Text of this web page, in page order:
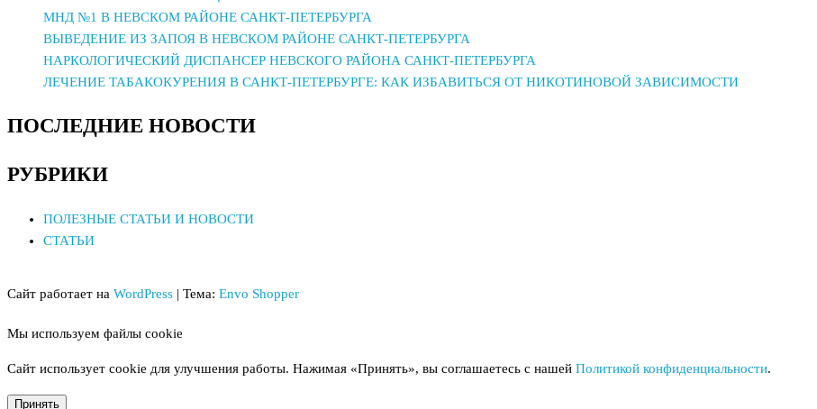
МНД №1 В НЕВСКОМ РАЙОНЕ САНКТ-ПЕТЕРБУРГА
ВЫВЕДЕНИЕ ИЗ ЗАПОЯ В НЕВСКОМ РАЙОНЕ САНКТ-ПЕТЕРБУРГА
НАРКОЛОГИЧЕСКИЙ ДИСПАНСЕР НЕВСКОГО РАЙОНА САНКТ-ПЕТЕРБУРГА
ЛЕЧЕНИЕ ТАБАКОКУРЕНИЯ В САНКТ-ПЕТЕРБУРГЕ: КАК ИЗБАВИТЬСЯ ОТ НИКОТИНОВОЙ ЗАВИСИМОСТИ
ПОСЛЕДНИЕ НОВОСТИ
РУБРИКИ
ПОЛЕЗНЫЕ СТАТЬИ И НОВОСТИ
СТАТЬИ
Сайт работает на WordPress | Тема: Envo Shopper
Мы используем файлы cookie
Сайт использует cookie для улучшения работы. Нажимая «Принять», вы соглашаетесь с нашей Политикой конфиденциальности.
Принять